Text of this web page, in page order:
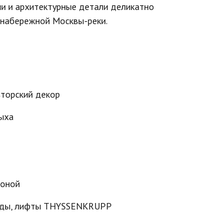
и архитектурные детали деликатно
Москвы-реки.
декор
лифты THYSSENKRUPP